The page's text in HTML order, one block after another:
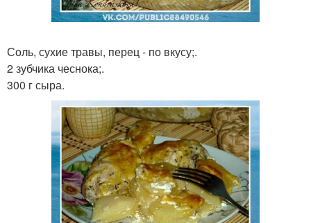
Соль, сухие травы, перец - по вкусу;.
2 зубчика чеснока;.
300 г сыра.